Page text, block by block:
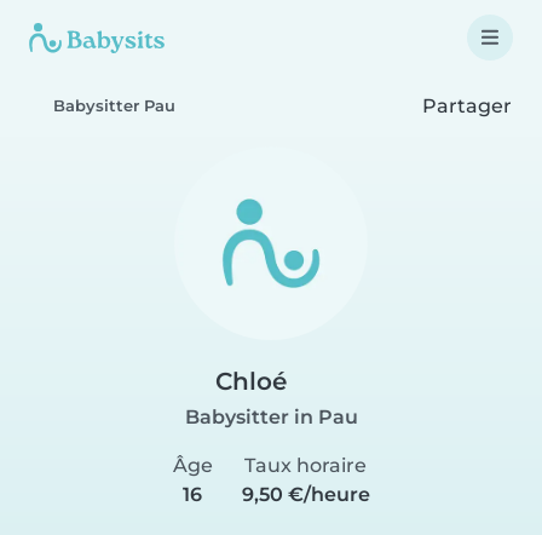
Babysitter Pau Partager
Chloé
Babysitter in Pau
Âge
16
Taux horaire
9,50 €/heure